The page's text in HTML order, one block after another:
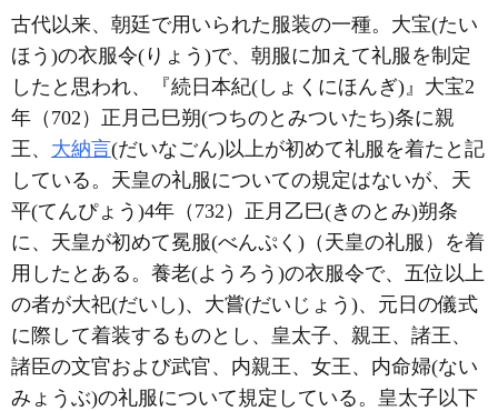
古代以来、朝廷で用いられた服装の一種。大宝(たい
ほう)の衣服令(りょう)で、朝服に加えて礼服を制定
したと思われ、『続日本紀(しょくにほんぎ)』大宝2
年（702）正月己巳朔(つちのとみついたち)条に親
王、 大納言(だいなごん)以上が初めて礼服を着たと記
している。天皇の礼服についての規定はないが、天
平(てんぴょう)4年（732）正月乙巳(きのとみ)朔条
に、天皇が初めて冕服(べんぷく)（天皇の礼服）を着
用したとある。養老(ようろう)の衣服令で、五位以上
の者が大祀(だいし)、大嘗(だいじょう)、元日の儀式
に際して着装するものとし、皇太子、親王、諸王、
諸臣の文官および武官、内親王、女王、内命婦(ない
みょうぶ)の礼服について規定している。皇太子以下